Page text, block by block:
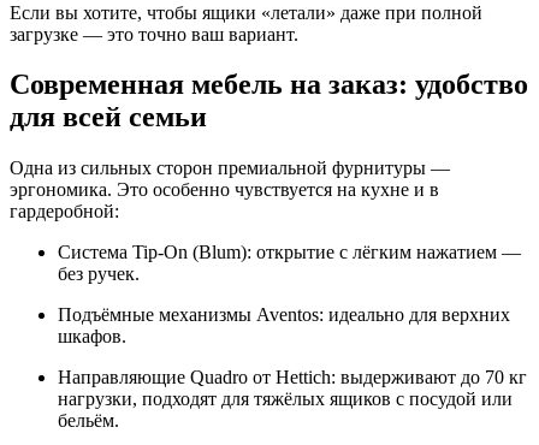
Если вы хотите, чтобы ящики «летали» даже при полной
загрузке — это точно ваш вариант.
Современная мебель на заказ: удобство
для всей семьи
Одна из сильных сторон премиальной фурнитуры —
эргономика. Это особенно чувствуется на кухне и в
гардеробной:
Система Tip-On (Blum): открытие с лёгким нажатием —
без ручек.
Подъёмные механизмы Aventos: идеально для верхних
шкафов.
Направляющие Quadro от Hettich: выдерживают до 70 кг
нагрузки, подходят для тяжёлых ящиков с посудой или
бельём.